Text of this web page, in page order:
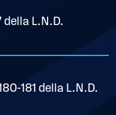
L.N.D.
181 della L.N.D.